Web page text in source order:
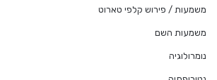
משמעות / פירוש קלפי טארוט
משמעות השם
נומרולוגיה